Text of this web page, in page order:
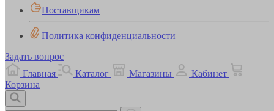
Поставщикам
Политика конфиденциальности
Задать вопрос
Главная
Каталог Магазины
Кабинет
Корзина